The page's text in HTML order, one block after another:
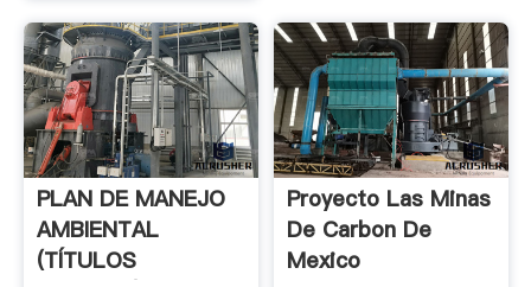
PLAN DE MANEJO
AMBIENTAL
(TÍTULOS
Proyecto Las Minas
De Carbon De
Mexico